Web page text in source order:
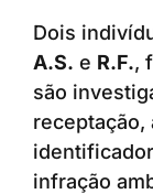
Dois
A.S. e R.F.,
são
receptação,
infração